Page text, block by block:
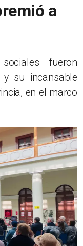
a
fueron
y su incansable
en el marco